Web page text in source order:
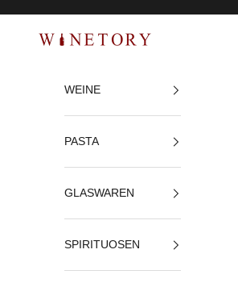
WINETORY
WEINE
PASTA
GLASWAREN
SPIRITUOSEN